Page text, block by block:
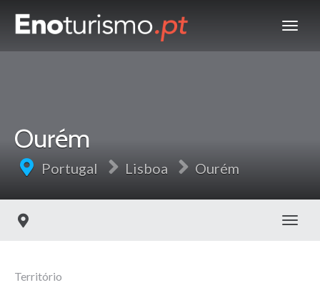
Ourém
Portugal Lisboa Ourém
Território